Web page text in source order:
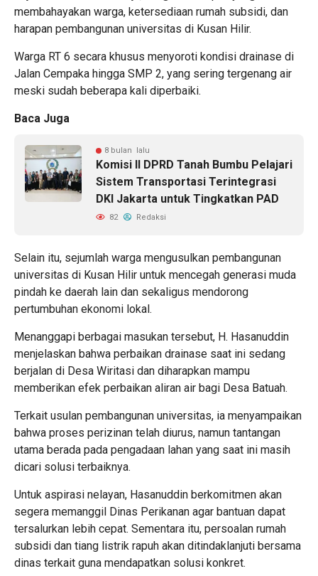
membahayakan warga, ketersediaan rumah subsidi, dan
harapan pembangunan universitas di Kusan Hilir.
Warga RT 6 secara khusus menyoroti kondisi drainase di
Jalan Cempaka hingga SMP 2, yang sering tergenang air
meski sudah beberapa kali diperbaiki.
Baca Juga
8 bulan lalu
Komisi II DPRD Tanah Bumbu Pelajari
Sistem Transportasi Terintegrasi
DKI Jakarta untuk Tingkatkan PAD
82 Redaksi
Selain itu, sejumlah warga mengusulkan pembangunan
universitas di Kusan Hilir untuk mencegah generasi muda
pindah ke daerah lain dan sekaligus mendorong
pertumbuhan ekonomi lokal.
Menanggapi berbagai masukan tersebut, H. Hasanuddin
menjelaskan bahwa perbaikan drainase saat ini sedang
berjalan di Desa Wiritasi dan diharapkan mampu
memberikan efek perbaikan aliran air bagi Desa Batuah.
Terkait usulan pembangunan universitas, ia menyampaikan
bahwa proses perizinan telah diurus, namun tantangan
utama berada pada pengadaan lahan yang saat ini masih
dicari solusi terbaiknya.
Untuk aspirasi nelayan, Hasanuddin berkomitmen akan
segera memanggil Dinas Perikanan agar bantuan dapat
tersalurkan lebih cepat. Sementara itu, persoalan rumah
subsidi dan tiang listrik rapuh akan ditindaklanjuti bersama
dinas terkait guna mendapatkan solusi konkret.